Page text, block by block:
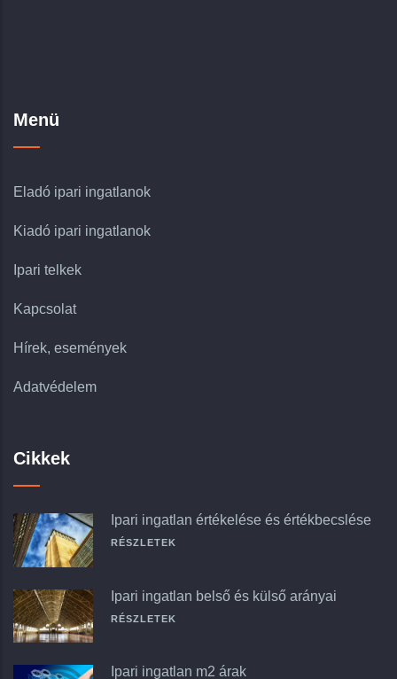
Menü
Eladó ipari ingatlanok
Kiadó ipari ingatlanok
Ipari telkek
Kapcsolat
Hírek, események
Adatvédelem
Cikkek
Ipari ingatlan értékelése és értékbecslése
RÉSZLETEK
Ipari ingatlan belső és külső arányai
RÉSZLETEK
Ipari ingatlan m2 árak